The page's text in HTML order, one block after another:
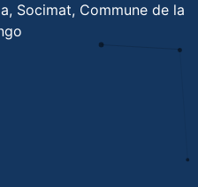
Socimat, Commune de la